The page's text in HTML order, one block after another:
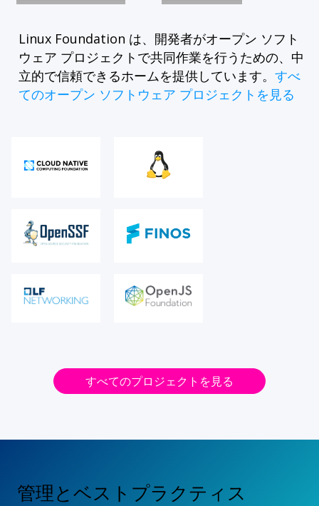
Linux Foundation は、開発者がオープン ソフト
ウェア プロジェクトで共同作業を行うための、中
立的で信頼できるホームを提供しています。 すべ
てのオープン ソフトウェア プロジェクトを見る
すべてのプロジェクトを見る
管理とベストプラクティス